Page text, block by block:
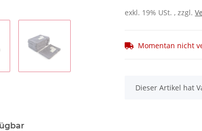
exkl. 19% USt. , zzgl.
Momentan nicht
x
Dieser Artikel hat